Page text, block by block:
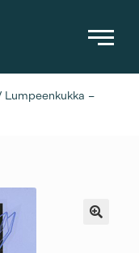
Lumpeenkukka –